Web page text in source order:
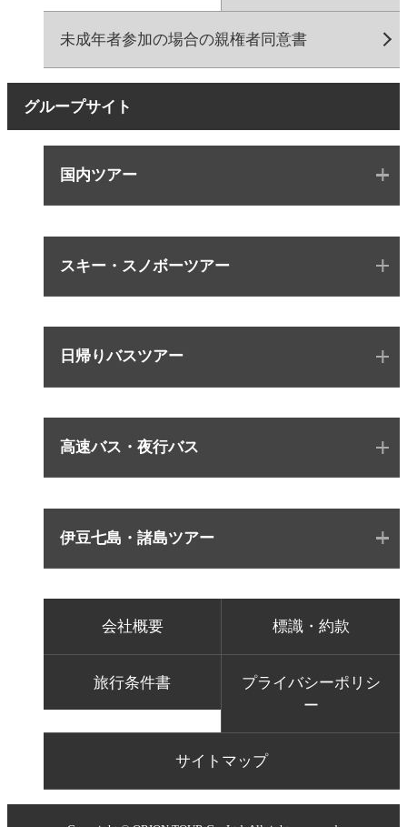
未成年者参加の場合の親権者同意書
グループサイト
国内ツアー
スキー・スノボーツアー
日帰りバスツアー
高速バス・夜行バス
伊豆七島・諸島ツアー
会社概要 標識・約款
旅行条件書
プライバシーポリシ
ー
サイトマップ